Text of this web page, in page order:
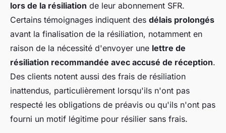
lors de la résiliation de leur abonnement SFR.
Certains témoignages indiquent des délais prolongés
avant la finalisation de la résiliation, notamment en
raison de la nécessité d'envoyer une lettre de
résiliation recommandée avec accusé de réception.
Des clients notent aussi des frais de résiliation
inattendus, particulièrement lorsqu'ils n'ont pas
respecté les obligations de préavis ou qu'ils n'ont pas
fourni un motif légitime pour résilier sans frais.